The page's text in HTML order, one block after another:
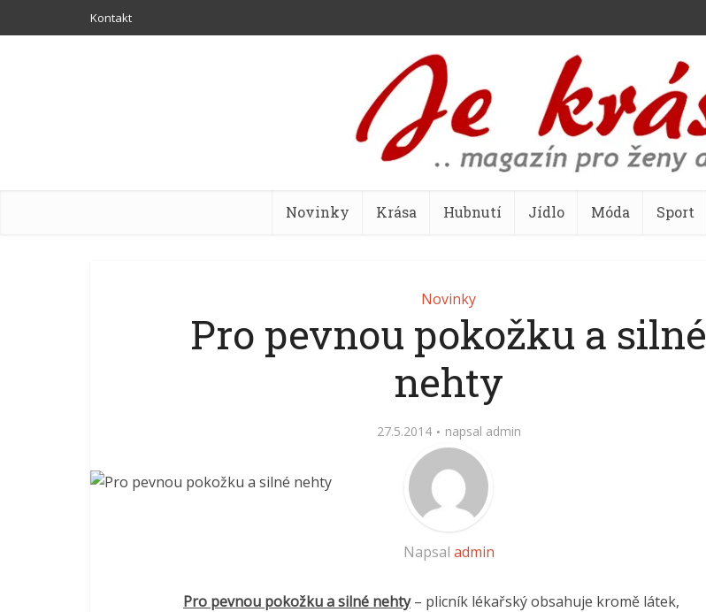
Kontakt
Novinky Krása Hubnutí Jídlo Móda Sport
Novinky
Pro pevnou pokožku a silné
nehty
27.5.2014 napsal admin
Napsal admin
Pro pevnou pokožku a silné nehty– plicník lékařský obsahuje kromě látek,